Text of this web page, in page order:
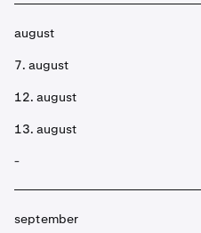
august
7. august
12. august
13. august
-
september